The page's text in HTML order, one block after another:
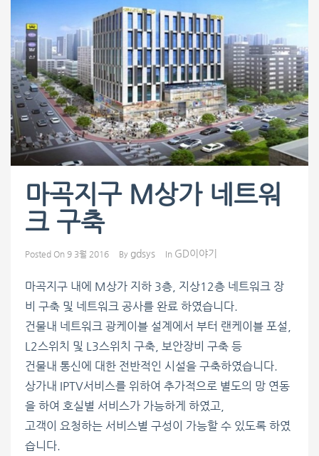
마곡지구 M상가 네트워
크 구축
Posted On 9 3월 2016 By gdsys In GD이야기
마곡지구 내에 M상가 지하 3층, 지상12층 네트워크 장
비 구축 및 네트워크 공사를 완료 하였습니다.
건물내 네트워크 광케이블 설계에서 부터 랜케이블 포설,
L2스위치 및 L3스위치 구축, 보안장비 구축 등
건물내 통신에 대한 전반적인 시설을 구축하였습니다.
상가내 IPTV서비스를 위하여 추가적으로 별도의 망 연동
을 하여 호실별 서비스가 가능하게 하였고,
고객이 요청하는 서비스별 구성이 가능할 수 있도록 하였
습니다.